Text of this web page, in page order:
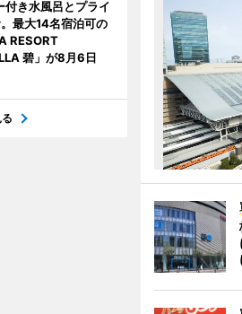
付き水風呂とプライ
最大14名宿泊可の
RESORT
碧」が8月6日